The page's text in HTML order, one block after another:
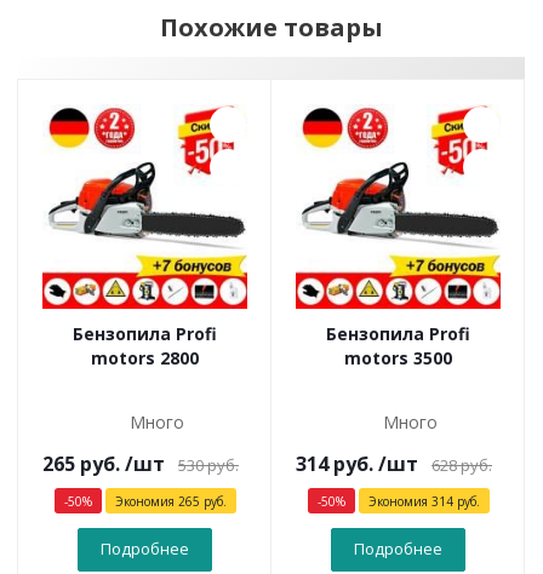
Похожие товары
Бензопила Profi
motors 2800
Много
265 руб./шт 530руб.
-50% Экономия 265 руб.
Подробнее
Бензопила Profi
motors 3500
Много
314руб./шт 628руб.
-50% Экономия 314руб.
Подробнее